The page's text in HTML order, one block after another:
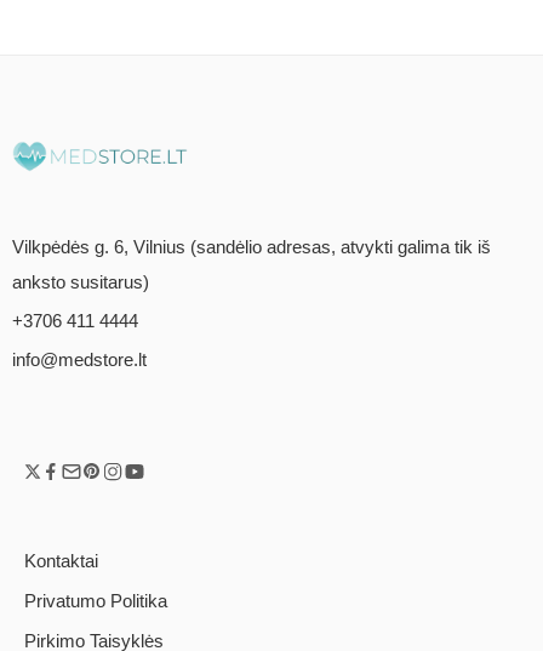
Vilkpėdės g. 6, Vilnius (sandėlio adresas, atvykti galima tik iš
anksto susitarus)
+3706 411 4444
info@medstore.lt
Kontaktai
Privatumo Politika
Pirkimo Taisyklės